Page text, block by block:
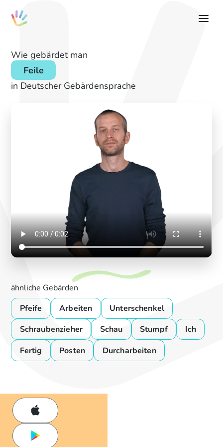
Wie gebärdet man
Feile
in Deutscher Gebärdensprache
ähnliche Gebärden
Pfeife
Arbeiten
Unterschenkel
Schraubenzieher
Schau Stumpf
Ich
Fertig
Posten Durcharbeiten